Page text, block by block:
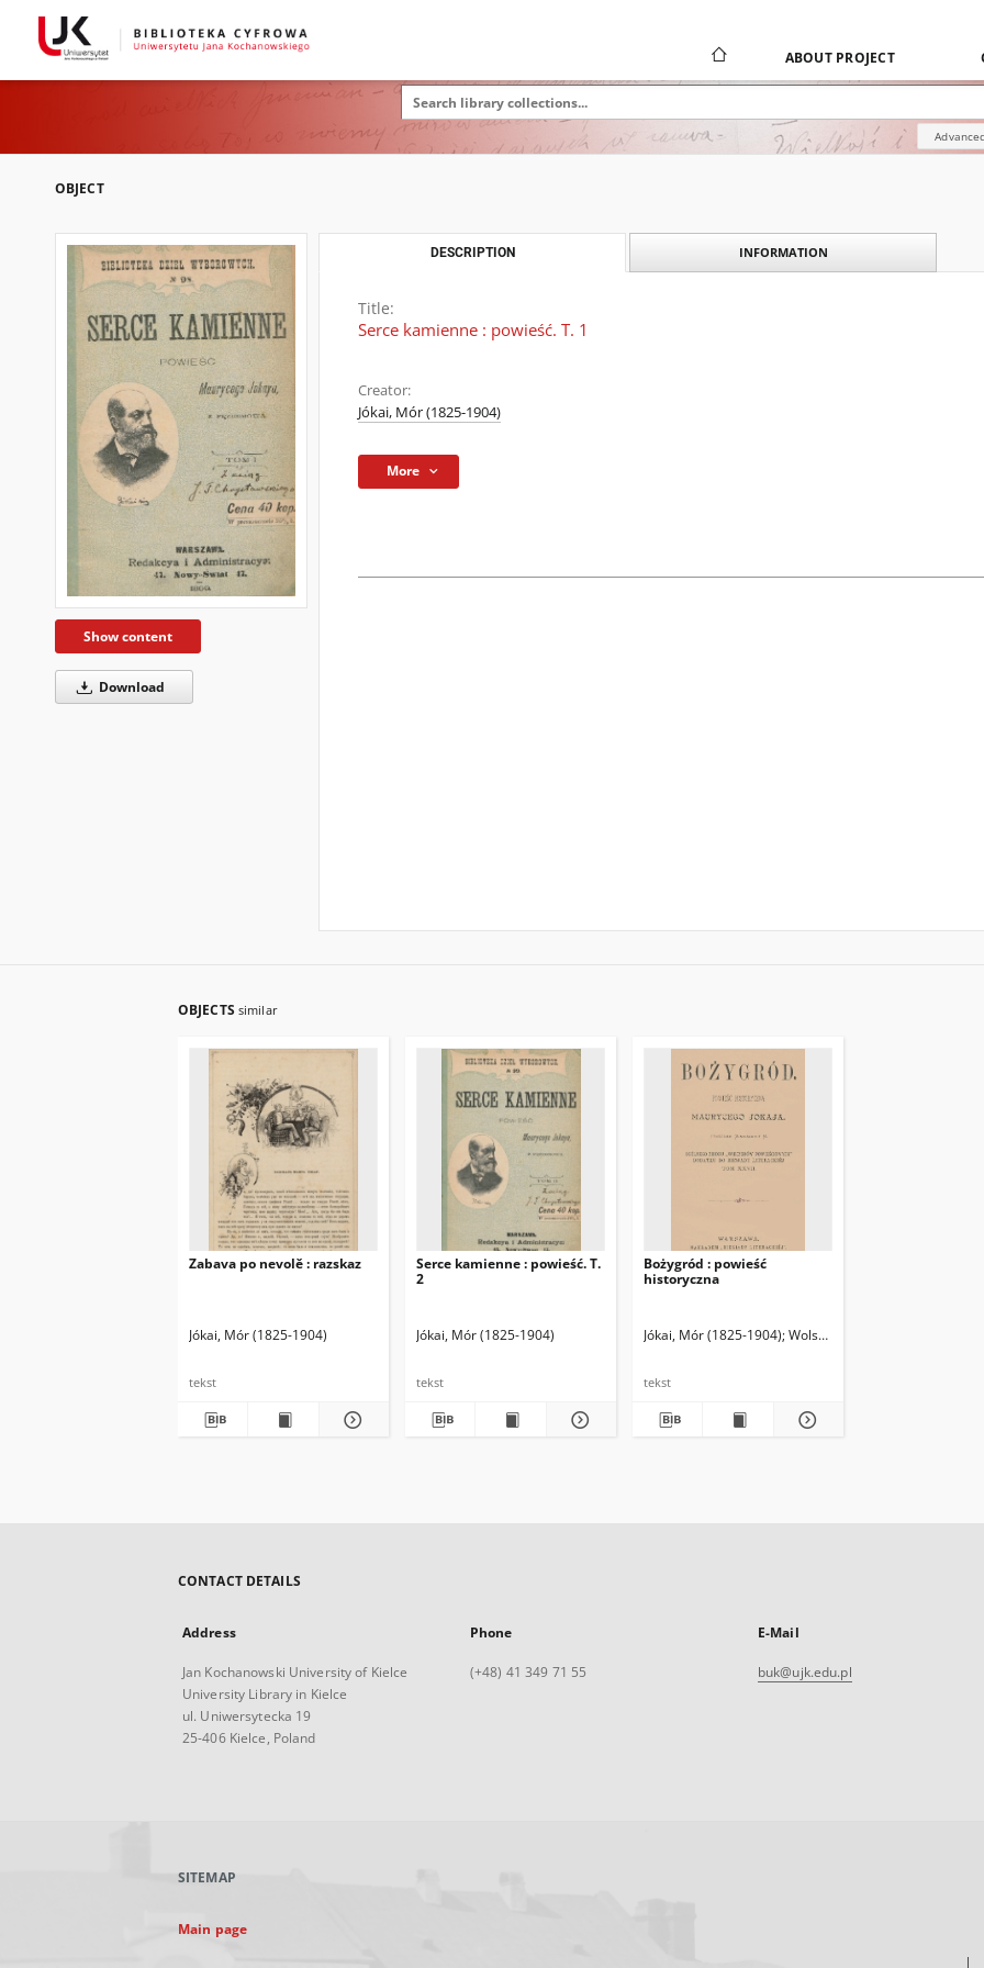
ABOUT PROJECT
OBJECT
Show content
Download
DESCRIPTION INFORMATION
Title:
Serce kamienne : powieść. T. 1
Creator:
Jókai, Mór (1825-1904)
More
OBJECTS similar
Zabava po nevolě : razskaz
Jókai, Mór (1825-1904)
tekst
Serce kamienne : powieść. T.
2
Jókai, Mór (1825-1904)
tekst
Bożygród : powieść
historyczna
Jókai, Mór (1825-1904) Wolska, Stanisława (18..-19..).
tekst
CONTACT DETAILS
Address
Jan Kochanowski University of Kielce
University Library in Kielce
ul. Uniwersytecka 19
25-406 Kielce, Poland
Phone
(+48) 41 349 71 55
E-Mail
buk@ujk.edu.pl
SITEMAP
Main page